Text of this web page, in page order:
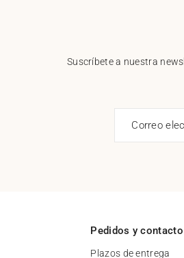
Suscríbete a nuestra
Correo
Pedidos y contacto
Plazos de entrega